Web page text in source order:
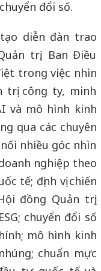
đổi số.
diễn đàn trao
trị, Ban Điều
trong việc nhìn
trị công ty, minh
và mô hình kinh
qua các chuyên
nhiều góc nhìn
nghiệp theo
tế; định vị chiến
đồng Quản trị;
chuyển đổi số
mô hình kinh
chuẩn mực